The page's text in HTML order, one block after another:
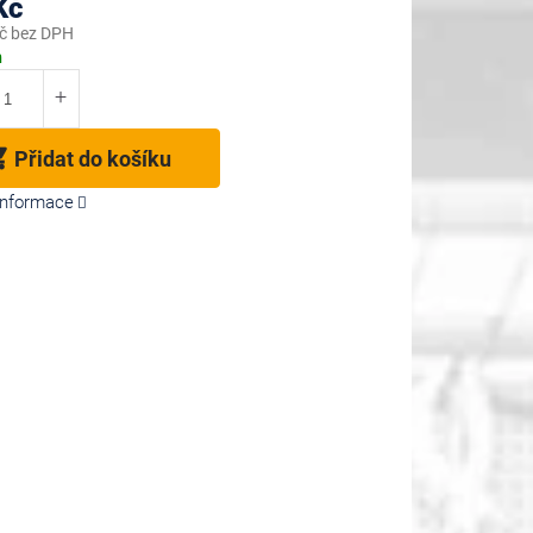
bez DPH
Přidat do košíku